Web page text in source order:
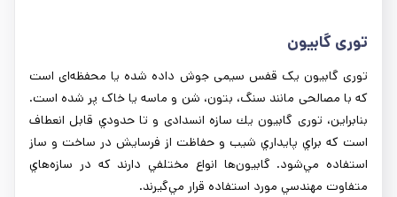
توری گابیون
توری گابیون یک قفس سیمی جوش داده شده یا محفظه‌ای است
که با مصالحی مانند سنگ، بتون، شن و ماسه یا خاک پر شده است.
بنابراين، توری گابيون يك سازه انسدادی و تا حدودي قابل انعطاف
است كه براي پايداري شيب و حفاظت از فرسایش در ساخت و ساز
استفاده مي‌شود. گابيون‌ها انواع مختلفي دارند که در سازه‌هاي
متفاوت مهندسي مورد استفاده قرار مي‌گيرند.